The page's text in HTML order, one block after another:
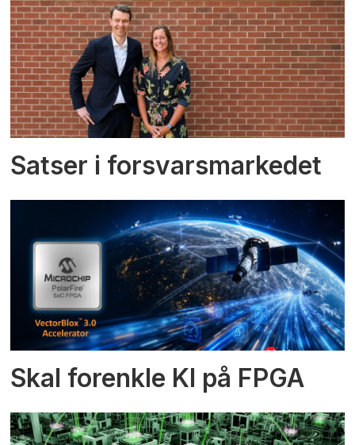
Satser i forsvarsmarkedet
Skal forenkle KI på FPGA